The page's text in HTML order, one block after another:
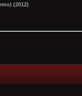
(2012)